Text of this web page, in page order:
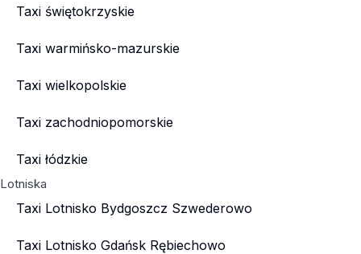
Taxi świętokrzyskie
Taxi warmińsko-mazurskie
Taxi wielkopolskie
Taxi zachodniopomorskie
Taxi łódzkie
Lotniska
Taxi Lotnisko Bydgoszcz Szwederowo
Taxi Lotnisko Gdańsk Rębiechowo